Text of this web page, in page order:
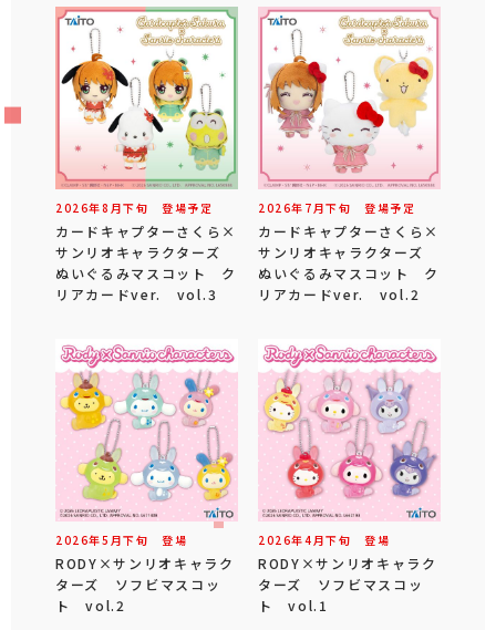
2026年8 月下旬 登場予定
カードキャプターさくら×
サンリオキャラクターズ
ぬいぐるみマスコット ク
リアカードver. vol.3
2026年 7 月下旬 登場予定
カードキャプターさくら×
サンリオキャラクターズ
ぬいぐるみマスコット ク
リアカードver. vol.2
2026年5 月下旬 登場
RODY×サンリオキャラク
ターズ ソフビマスコッ
ト vol.2
2026年4 月下旬 登場
RODY×サンリオキャラク
ターズ ソフビマスコッ
ト vol.1